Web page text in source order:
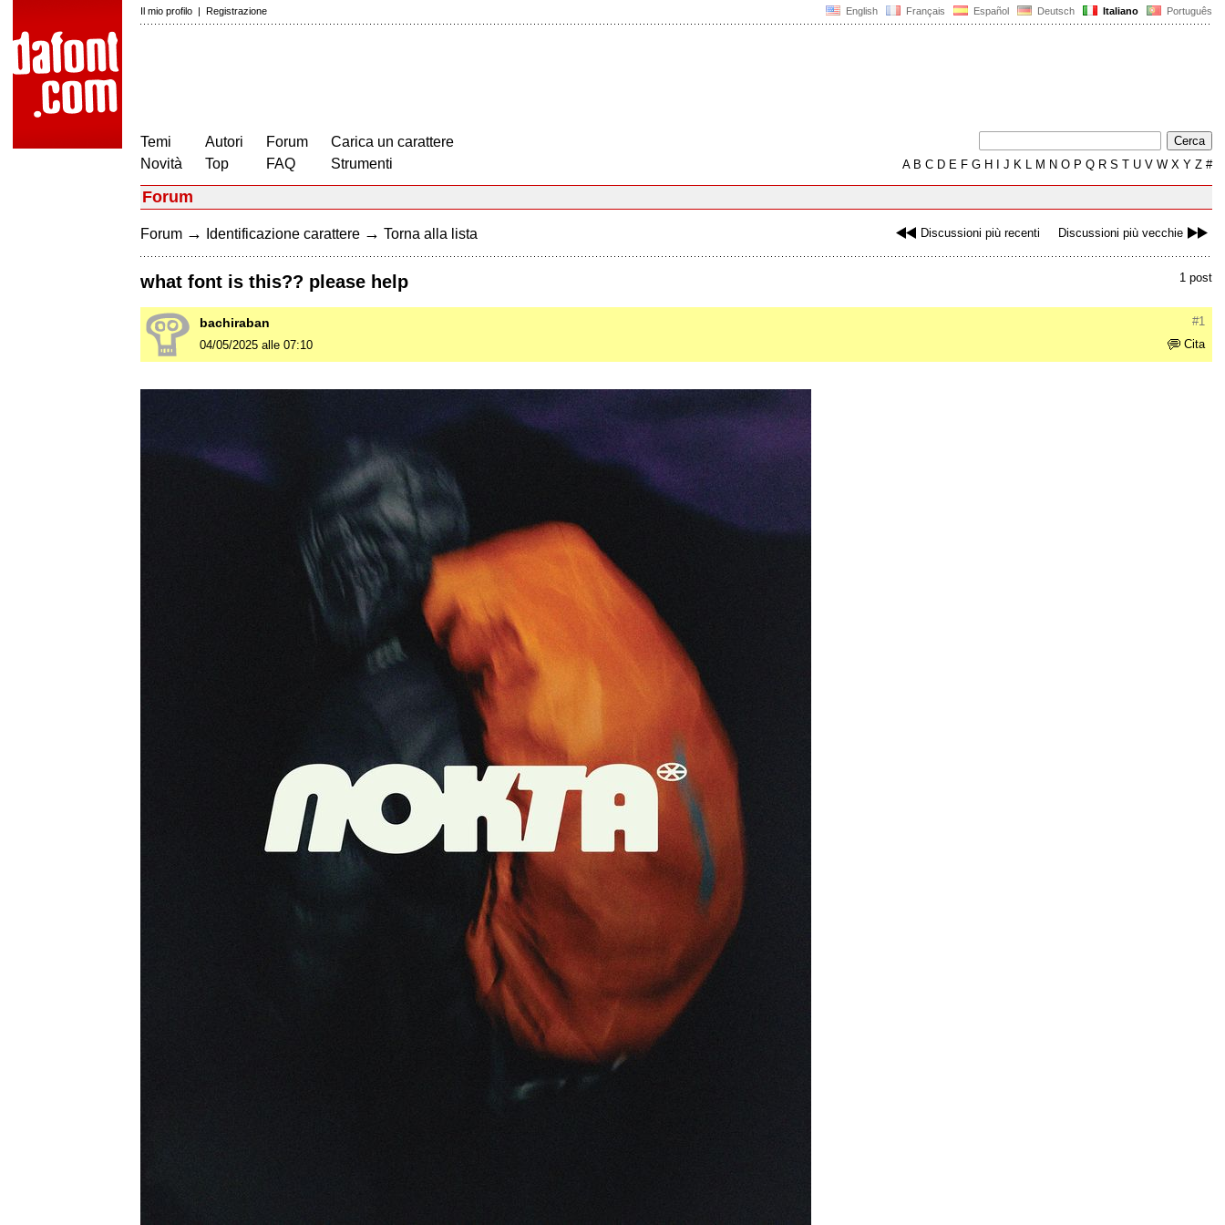
English Français Español Deutsch Italiano Português
Il mio profilo | Registrazione
Temi
Novità
Autori
Top
Forum
FAQ
Carica un carattere
Strumenti
AB C D E F G H J K L M N O P Q R S T U V W X Y Z #
Forum
Discussioni più recenti Discussioni più vecchie
Forum → Identificazione carattere → Torna alla lista
1 post
what font is this?? please help
#1
bachiraban
Cita
04/05/2025 alle 07:10